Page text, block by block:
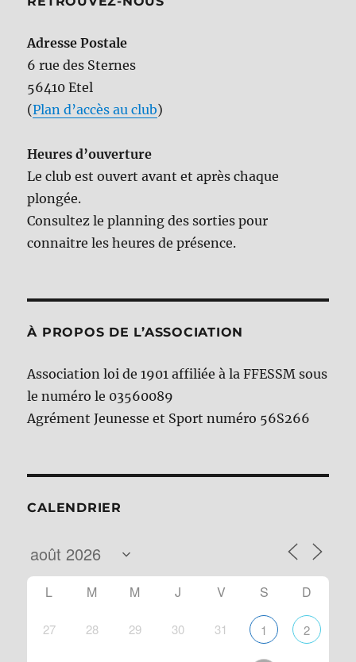
Adresse Postale
6 rue des Sternes
56410 Etel
(Plan d’accès au club)
Heures d’ouverture
Le club est ouvert avant et après chaque
plongée.
Consultez le planning des sorties pour
connaitre les heures de présence.
À PROPOS DE L’ASSOCIATION
Association loi de 1901 affiliée à la FFESSM sous
le numéro le 03560089
Agrément Jeunesse et Sport numéro 56S266
CALENDRIER
L M M J V S D
27 28 29 30 31 1 2